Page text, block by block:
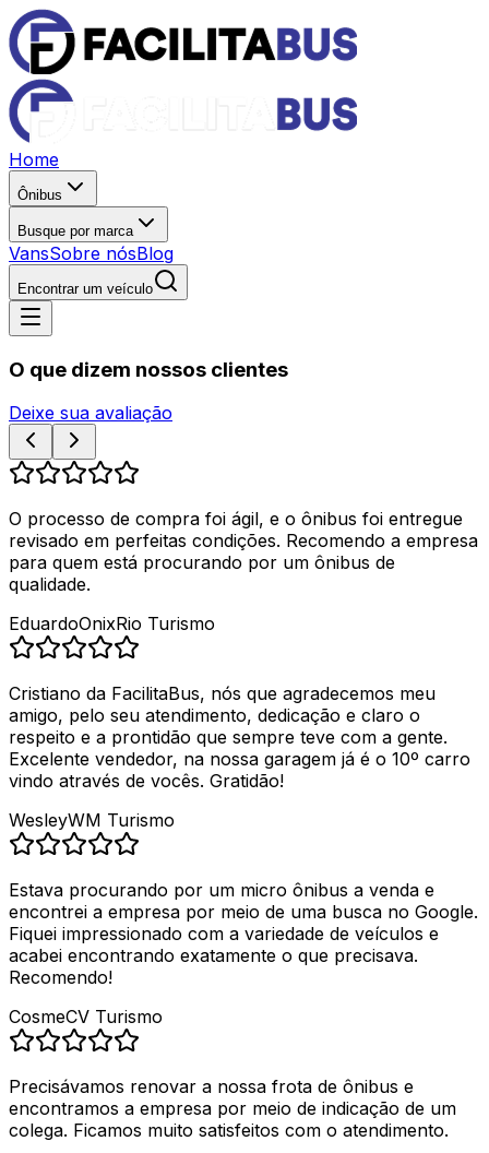
Home
Ônibus
Busque por marca
VansSobre nósBlog
Encontrar um veículo
O que dizem nossos clientes
Deixe sua avaliação
O processo de compra foi ágil, e o ônibus foi entregue
revisado em perfeitas condições. Recomendo a empresa
para quem está procurando por um ônibus de
qualidade.
EduardoOnixRio Turismo
Cristiano da FacilitaBus, nós que agradecemos meu
amigo, pelo seu atendimento, dedicação e claro o
respeito e a prontidão que sempre teve com a gente.
Excelente vendedor, na nossa garagem já é o 10º carro
vindo através de vocês. Gratidão!
WesleyWM Turismo
Estava procurando por um micro ônibus a venda e
encontrei a empresa por meio de uma busca no Google.
Fiquei impressionado com a variedade de veículos e
acabei encontrando exatamente o que precisava.
Recomendo!
CosmeCV Turismo
Precisávamos renovar a nossa frota de ônibus e
encontramos a empresa por meio de indicação de um
colega. Ficamos muito satisfeitos com o atendimento.